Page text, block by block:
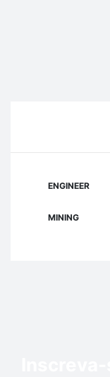
ENGINEER
MINING